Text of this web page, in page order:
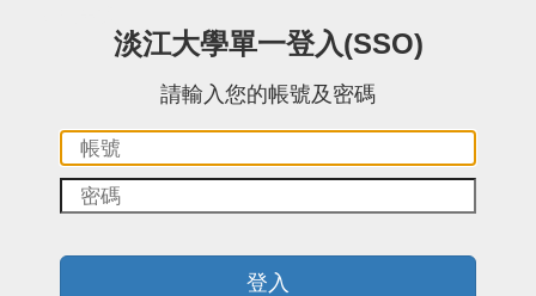
淡江大學單一登入(SSO)
請輸入您的帳號及密碼
碼：
登入